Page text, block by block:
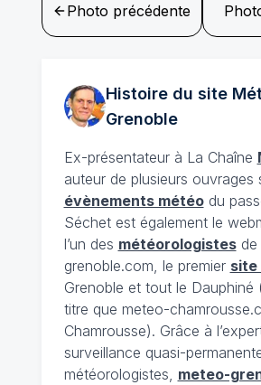
Photo précédente
Histoire du site
Grenoble
Ex-présentateur à La Chaîne
auteur de plusieurs ouvrages
évènements météodu
Séchet est également le
l’un des météorologistesde
grenoble.com, le premier site
Grenoble et tout le Dauphiné
titre que meteo-
Chamrousse). Grâce à
surveillance quasi-
météorologistes, meteo-